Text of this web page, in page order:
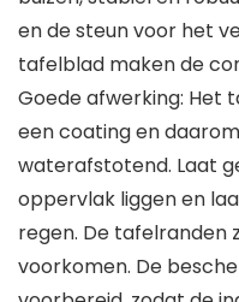
en de steun voor het
tafelblad maken de
Goede afwerking: Het
een coating en
waterafstotend. Laat
oppervlak liggen en
regen. De tafelranden
voorkomen. De